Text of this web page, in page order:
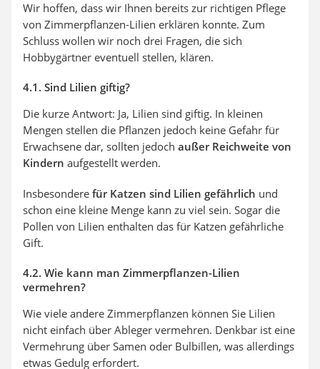
Wir hoffen, dass wir Ihnen bereits zur richtigen Pflege
von Zimmerpflanzen-Lilien erklären konnte. Zum
Schluss wollen wir noch drei Fragen, die sich
Hobbygärtner eventuell stellen, klären.
4.1. Sind Lilien giftig?
Die kurze Antwort: Ja, Lilien sind giftig. In kleinen
Mengen stellen die Pflanzen jedoch keine Gefahr für
Erwachsene dar, sollten jedoch außer Reichweite von
Kindern aufgestellt werden.
Insbesondere für Katzen sind Lilien gefährlich und
schon eine kleine Menge kann zu viel sein. Sogar die
Pollen von Lilien enthalten das für Katzen gefährliche
Gift.
4.2. Wie kann man Zimmerpflanzen-Lilien
vermehren?
Wie viele andere Zimmerpflanzen können Sie Lilien
nicht einfach über Ableger vermehren. Denkbar ist eine
Vermehrung über Samen oder Bulbillen, was allerdings
etwas Gedulg erfordert.